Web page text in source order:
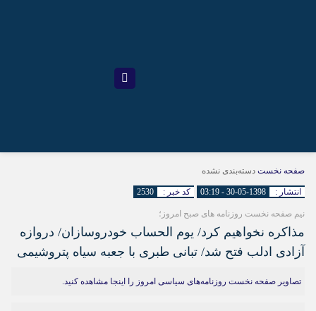
صفحه نخست دسته‌بندی نشده
انتشار : 1398-05-30 - 03:19 کد خبر : 2530
نیم صفحه نخست روزنامه های صبح امروز؛
مذاکره نخواهیم کرد/ یوم الحساب خودروسازان/ دروازه
آزادی ادلب فتح شد/ تبانی طبری با جعبه سیاه پتروشیمی
تصاویر صفحه نخست روزنامه‌های سیاسی امروز را اینجا مشاهده کنید.